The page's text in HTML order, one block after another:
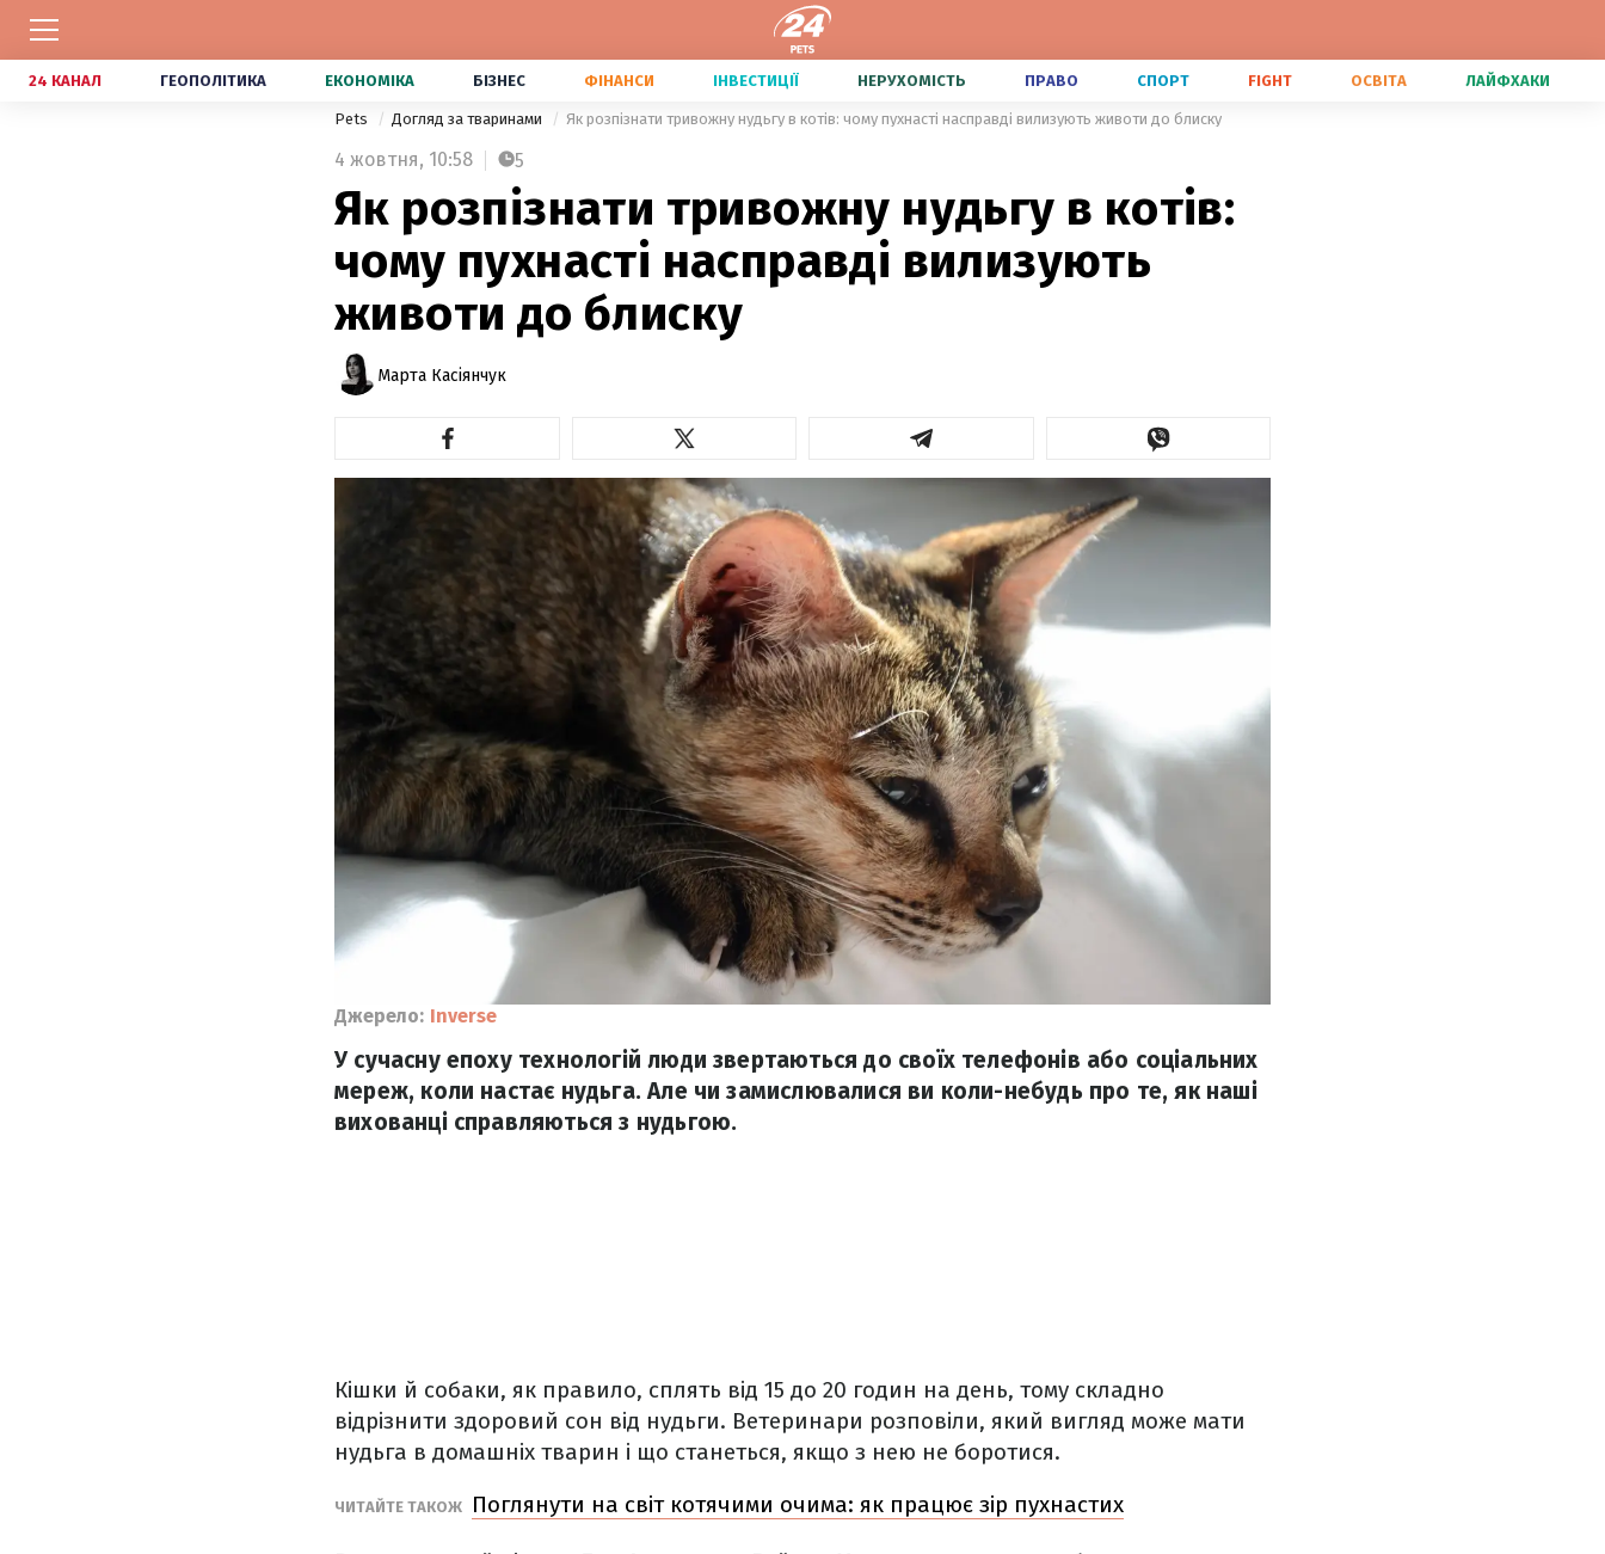
24 КАНАЛ ГЕОПОЛІТИКА ЕКОНОМІКА БІЗНЕС ФІНАНСИ ІНВЕСТИЦІЇ НЕРУХОМІСТЬ ПРАВО СПОРТ FIGHT ОСВІТА ЛАЙФХАКИ
Pets Догляд за тваринами Як розпізнати тривожну нудьгу в котів: чому пухнасті насправді вилизують животи до блиску
4 жовтня, 10:58 5
Як розпізнати тривожну нудьгу в котів:
чому пухнасті насправді вилизують
животи до блиску
Марта Касіянчук
Джерело: Inverse
У сучасну епоху технологій люди звертаються до своїх телефонів або соціальних
мереж, коли настає нудьга. Але чи замислювалися ви коли-небудь про те, як наші
вихованці справляються з нудьгою.
Кішки й собаки, як правило, сплять від 15 до 20 годин на день, тому складно
відрізнити здоровий сон від нудьги. Ветеринари розповіли, який вигляд може мати
нудьга в домашніх тварин і що станеться, якщо з нею не боротися.
ЧИТАЙТЕ ТАКОЖ Поглянути на світ котячими очима: як працює зір пухнастих